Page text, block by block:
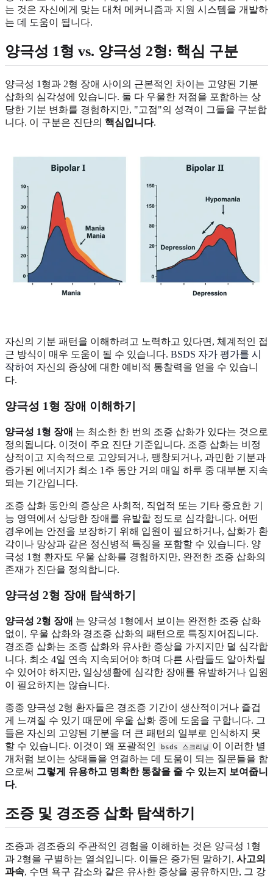
는 것은 자신에게 맞는 대처 메커니즘과 지원 시스템을 개발하
는 데 도움이 됩니다.
양극성 1형 vs. 양극성 2형: 핵심 구분
양극성 1형과 2형 장애 사이의 근본적인 차이는 고양된 기분
삽화의 심각성에 있습니다. 둘 다 우울한 저점을 포함하는 상
당한 기분 변화를 경험하지만, "고점"의 성격이 그들을 구분합
니다. 이 구분은 진단의 핵심입니다.
자신의 기분 패턴을 이해하려고 노력하고 있다면, 체계적인 접
근 방식이 매우 도움이 될 수 있습니다. BSDS 자가 평가를 시
작하여 자신의 증상에 대한 예비적 통찰력을 얻을 수 있습니
다.
양극성 1형 장애 이해하기
양극성 1형 장애 는 최소한 한 번의 조증 삽화가 있다는 것으로
정의됩니다. 이것이 주요 진단 기준입니다. 조증 삽화는 비정
상적이고 지속적으로 고양되거나, 팽창되거나, 과민한 기분과
증가된 에너지가 최소 1주 동안 거의 매일 하루 중 대부분 지속
되는 기간입니다.
조증 삽화 동안의 증상은 사회적, 직업적 또는 기타 중요한 기
능 영역에서 상당한 장애를 유발할 정도로 심각합니다. 어떤
경우에는 안전을 보장하기 위해 입원이 필요하거나, 삽화가 환
각이나 망상과 같은 정신병적 특징을 포함할 수 있습니다. 양
극성 1형 환자도 우울 삽화를 경험하지만, 완전한 조증 삽화의
존재가 진단을 정의합니다.
양극성 2형 장애 탐색하기
양극성 2형 장애 는 양극성 1형에서 보이는 완전한 조증 삽화
없이, 우울 삽화와 경조증 삽화의 패턴으로 특징지어집니다.
경조증 삽화는 조증 삽화와 유사한 증상을 가지지만 덜 심각합
니다. 최소 4일 연속 지속되어야 하며 다른 사람들도 알아차릴
수 있어야 하지만, 일상생활에 심각한 장애를 유발하거나 입원
이 필요하지는 않습니다.
종종 양극성 2형 환자들은 경조증 기간이 생산적이거나 즐겁
게 느껴질 수 있기 때문에 우울 삽화 중에 도움을 구합니다. 그
들은 자신의 고양된 기분을 더 큰 패턴의 일부로 인식하지 못
할 수 있습니다. 이것이 왜 포괄적인
bsds 스크리닝 이 이러한 별
개처럼 보이는 상태들을 연결하는 데 도움이 되는 질문들을 함
으로써 그렇게 유용하고 명확한 통찰을 줄 수 있는지 보여줍니
다.
조증 및 경조증 삽화 탐색하기
조증과 경조증의 주관적인 경험을 이해하는 것은 양극성 1형
과 2형을 구별하는 열쇠입니다. 이들은 증가된 말하기, 사고의
과속, 수면 욕구 감소와 같은 유사한 증상을 공유하지만, 그 강